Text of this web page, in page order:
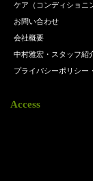
ケア（コンディショニ
お問い合わせ
会社概要
中村雅宏・スタッフ紹
プライバシーポリシー
Access